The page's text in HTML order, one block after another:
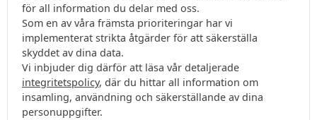
för all information du delar med oss.
Som en av våra främsta prioriteringar har vi
implementerat strikta åtgärder för att säkerställa
skyddet av dina data.
Vi inbjuder dig därför att läsa vår detaljerade
integritetspolicy, där du hittar all information om
insamling, användning och säkerställande av dina
personuppgifter.